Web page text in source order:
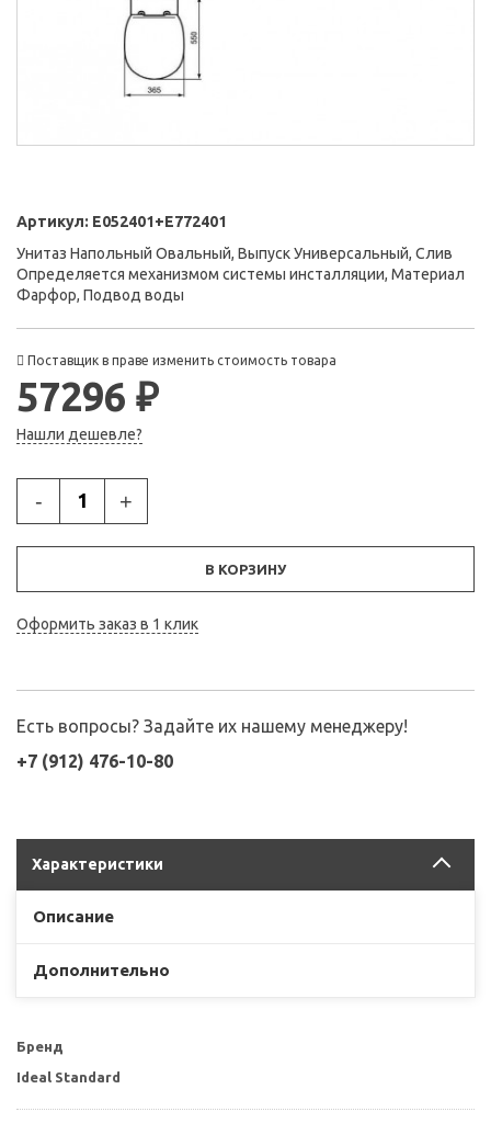
Артикул: E052401+E772401
Унитаз Напольный Овальный, Выпуск Универсальный, Слив
Определяется механизмом системы инсталляции, Материал
Фарфор, Подвод воды
Поставщик в праве изменить стоимость товара
57296 ₽
Нашли дешевле?
- +
В КОРЗИНУ
Оформить заказ в 1 клик
Есть вопросы? Задайте их нашему менеджеру!
+7 (912) 476-10-80
Характеристики
Описание
Дополнительно
Бренд
Ideal Standard